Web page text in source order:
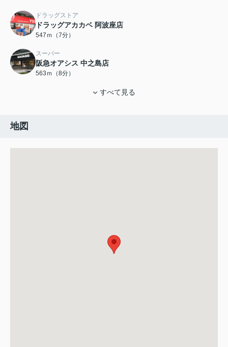
ドラッグストア
ドラッグアカカベ 阿波座店
547ｍ（7分）
スーパー
阪急オアシス 中之島店
563ｍ（8分）
すべて見る
地図